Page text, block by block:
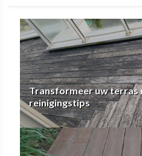
Transformeer uw terras
reinigingstips